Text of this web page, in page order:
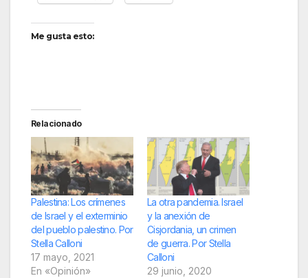
Me gusta esto:
Relacionado
Palestina: Los crímenes
de Israel y el exterminio
del pueblo palestino. Por
Stella Calloni
17 mayo, 2021
En «Opinión»
La otra pandemia. Israel
y la anexión de
Cisjordania, un crimen
de guerra. Por Stella
Calloni
29 junio, 2020